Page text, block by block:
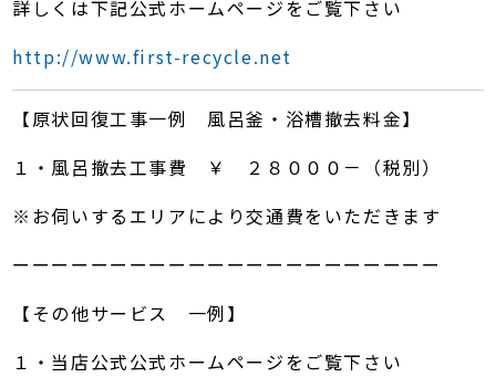
詳しくは下記公式ホームページをご覧下さい
http://www.first-recycle.net
【原状回復工事一例 風呂釜・浴槽撤去料金】
１・風呂撤去工事費 ￥ ２８０００－（税別）
※お伺いするエリアにより交通費をいただきます
ーーーーーーーーーーーーーーーーーーーーーー
【その他サービス 一例】
１・当店公式公式ホームページをご覧下さい